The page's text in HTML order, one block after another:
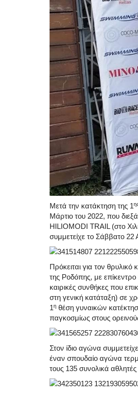
Μετά την κατάκτηση της 1
Μάρτιο του 2022, που
HILIOMODI TRAIL (στο
συμμετείχε το Σάββατο 22
Πρόκειται για τον
της Ροδόπης, με
καιρικές συνθήκες που
στη γενική κατάταξη) σε
1η θέση γυναικών
παγκοσμίως στους
Στον ίδιο αγώνα
έναν σπουδαίο αγώνα
τους 135 συνολικά αθλητές